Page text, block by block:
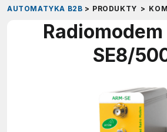
AUTOMATYKA B2B > PRODUKTY >
SE8/